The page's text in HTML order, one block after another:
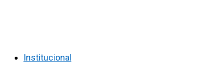
Institucional